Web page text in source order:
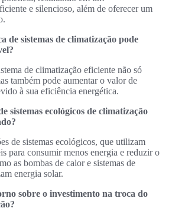
e silencioso, além de oferecer um
de sistemas de climatização pode
de climatização eficiente não só
também pode aumentar o valor de
à sua eficiência energética.
sistemas ecológicos de climatização
de sistemas ecológicos, que utilizam
para consumir menos energia e reduzir o
as bombas de calor e sistemas de
energia solar.
sobre o investimento na troca do